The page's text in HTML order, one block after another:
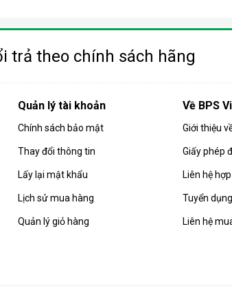
trả theo chính sách hãng
Quản lý tài khoản
Chính sách bảo mật
Thay đổi thông tin
Lấy lại mật khẩu
Lịch sử mua hàng
Quản lý giỏ hàng
Về BPS
Giới thiệu
Giấy phép
Liên hệ
Tuyển dụng
Liên hệ